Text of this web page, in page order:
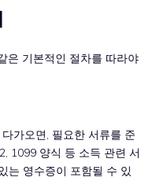
은 기본적인 절차를 따라야
가오면, 필요한 서류를 준
1099 양식 등 소득 관련 서
는 영수증이 포함될 수 있